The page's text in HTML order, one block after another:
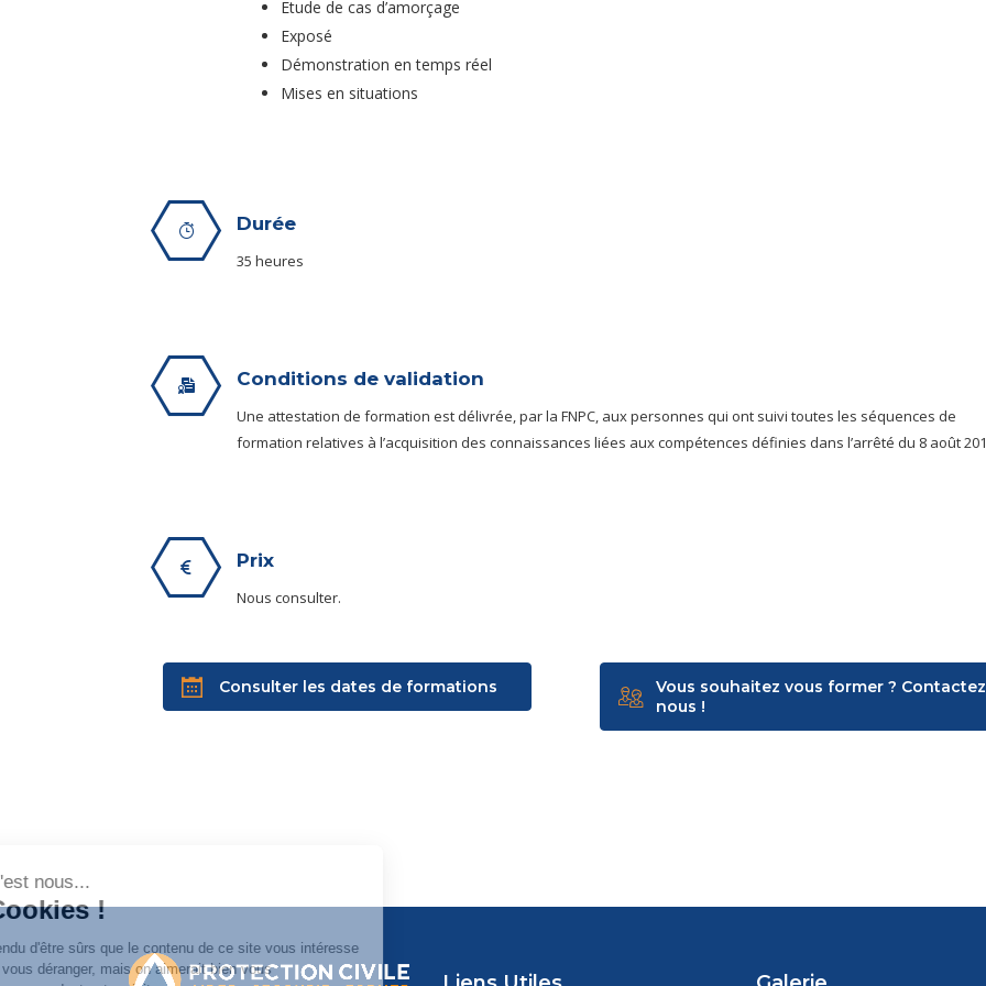
Etude de cas d’amorçage
Exposé
Démonstration en temps réel
Mises en situations
Durée
35 heures
Conditions de validation
Une attestation de formation est délivrée, par la FNPC, aux personnes qui ont suivi toutes les séquences de
formation relatives à l’acquisition des connaissances liées aux compétences définies dans l’arrêté du 8 août
Prix
Nous consulter.
Consulter les dates de formations
Vous souhaitez vous former ?
nous !